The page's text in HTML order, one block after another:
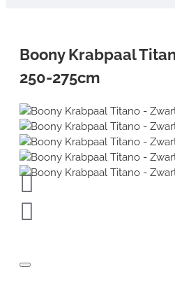
Boony Krabpaal
250-275cm